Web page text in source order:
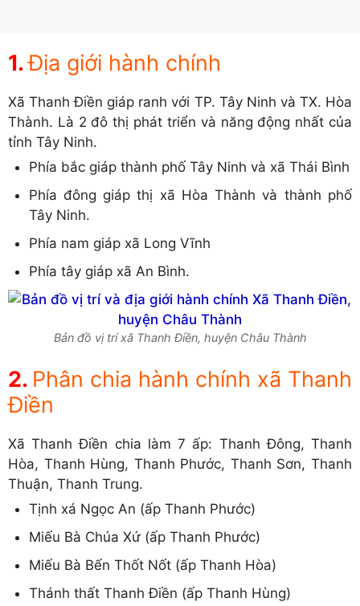
Địa giới hành chính
Xã Thanh Điền giáp ranh với TP. Tây Ninh và TX. Hòa
Thành. Là 2 đô thị phát triển và năng động nhất của
tỉnh Tây Ninh.
Phía bắc giáp thành phố Tây Ninh và xã Thái Bình
Phía đông giáp thị xã Hòa Thành và thành phố
Tây Ninh.
Phía nam giáp xã Long Vĩnh
Phía tây giáp xã An Bình.
Bản đồ vị trí xã Thanh Điền, huyện Châu Thành
Phân chia hành chính xã Thanh
Điền
Xã Thanh Điền chia làm 7 ấp: Thanh Đông, Thanh
Hòa, Thanh Hùng, Thanh Phước, Thanh Sơn, Thanh
Thuận, Thanh Trung.
Tịnh xá Ngọc An (ấp Thanh Phước)
Miếu Bà Chúa Xứ (ấp Thanh Phước)
Miếu Bà Bến Thốt Nốt (ấp Thanh Hòa)
Thánh thất Thanh Điền (ấp Thanh Hùng)